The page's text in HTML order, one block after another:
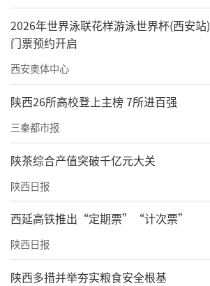
2026年世界泳联花样游泳世界杯(西安站)
门票预约开启
西安奥体中心
陕西26所高校登上主榜 7所进百强
三秦都市报
陕茶综合产值突破千亿元大关
陕西日报
西延高铁推出“定期票”“计次票”
陕西日报
陕西多措并举夯实粮食安全根基